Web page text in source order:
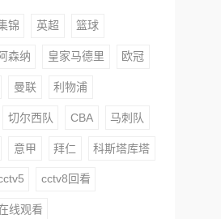
锦 英超 篮球
森纳 皇家马德里 欧冠
曼联 利物浦
切尔西队 CBA 马刺队
意甲 拜仁 科斯塔库塔
cctv8回看
线观看